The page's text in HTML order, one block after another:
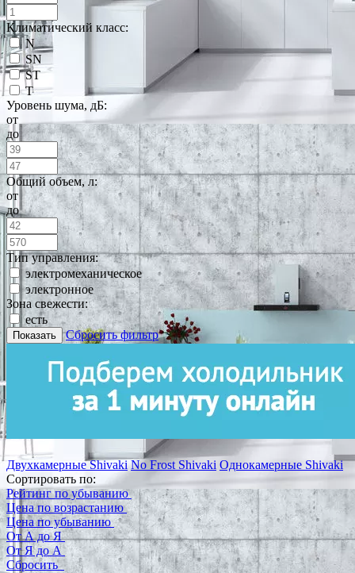
Климатический класс:
N
SN
ST
T
Уровень шума, дБ:
от
до
Общий объем, л:
от
до
Тип управления:
электромеханическое
электронное
Зона свежести:
есть
Показать Сбросить фильтр
Двухкамерные Shivaki No Frost Shivaki Однокамерные Shivaki
Сортировать по:
Рейтинг по убыванию
Цена по возрастанию
Цена по убыванию
От А до Я
От Я до А
Сбросить